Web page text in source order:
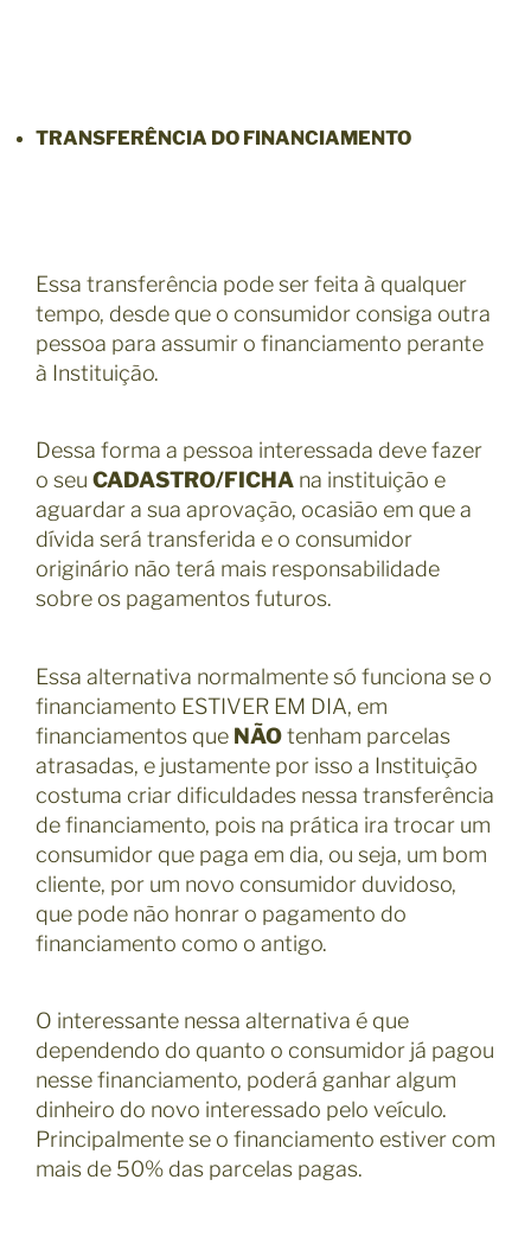
TRANSFERÊNCIA DO FINANCIAMENTO
Essa transferência pode ser feita à qualquer
tempo, desde que o consumidor consiga outra
pessoa para assumir o financiamento perante
à Instituição.
Dessa forma a pessoa interessada deve fazer
o seu CADASTRO/FICHA na instituição e
aguardar a sua aprovação, ocasião em que a
dívida será transferida e o consumidor
originário não terá mais responsabilidade
sobre os pagamentos futuros.
Essa alternativa normalmente só funciona se o
financiamento ESTIVER EM DIA, em
financiamentos que NÃOtenham parcelas
atrasadas, e justamente por isso a Instituição
costuma criar dificuldades nessa transferência
de financiamento, pois na prática ira trocar um
consumidor que paga em dia, ou seja, um bom
cliente, por um novo consumidor duvidoso,
que pode não honrar o pagamento do
financiamento como o antigo.
O interessante nessa alternativa é que
dependendo do quanto o consumidor já pagou
nesse financiamento, poderá ganhar algum
dinheiro do novo interessado pelo veículo.
Principalmente se o financiamento estiver com
mais de 50% das parcelas pagas.